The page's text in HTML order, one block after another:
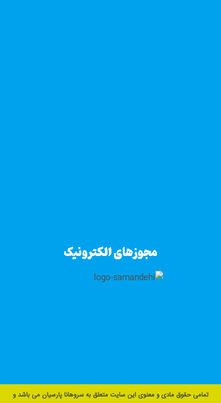
مجوزهای الکترونیک
تمامی حقوق مادی و معنوی این سایت متعلق به سروهانا پارسیان می باشد و